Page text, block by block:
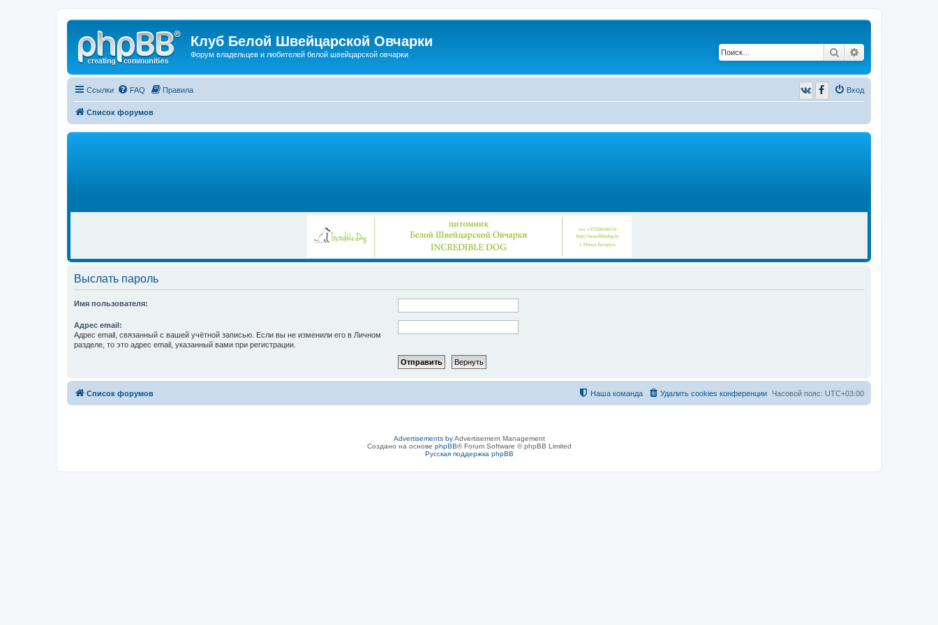
Клуб Белой Швейцарской Овчарки
Форум владельцев и любителей белой швейцарской овчарки Поиск
Ссылки FAQ Правила Вход
Список форумов
Выслать пароль
Имя пользователя:
Адрес email:
Адрес email, связанный с вашей учётной записью. Если вы не изменили его в Личном
разделе, то это адрес email, указанный вами при регистрации.
Список форумов Часовой пояс: UTC+03:00
Удалить cookies конференции
Наша команда
Advertisements byAdvertisement Management
Создано на основе phpBB® Forum Software © phpBB Limited
Русская поддержка phpBB